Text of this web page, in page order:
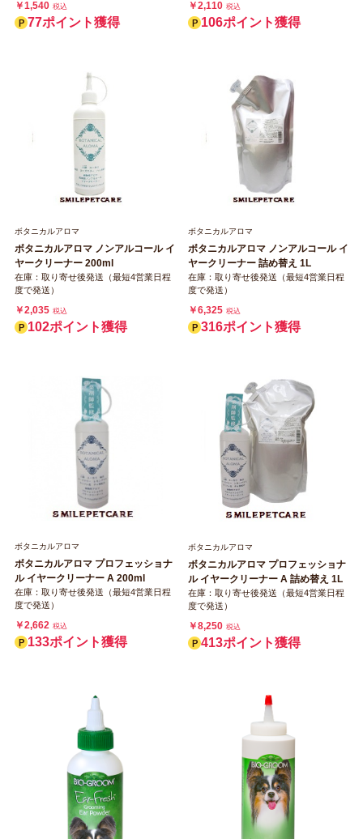
￥1,540 税込
77ポイント獲得
￥2,110 税込
106ポイント獲得
ボタニカルアロマ
ボタニカルアロマ ノンアルコール イ
ヤークリーナー 200ml
在庫：取り寄せ後発送（最短4営業日程
度で発送）
￥2,035 税込
102ポイント獲得
ボタニカルアロマ
ボタニカルアロマ ノンアルコール イ
ヤークリーナー 詰め替え 1L
在庫：取り寄せ後発送（最短4営業日程
度で発送）
￥6,325 税込
316ポイント獲得
ボタニカルアロマ
ボタニカルアロマ プロフェッショナ
ル イヤークリーナー A 200ml
在庫：取り寄せ後発送（最短4営業日程
度で発送）
￥2,662 税込
133ポイント獲得
ボタニカルアロマ
ボタニカルアロマ プロフェッショナ
ル イヤークリーナー A 詰め替え 1L
在庫：取り寄せ後発送（最短4営業日程
度で発送）
￥8,250 税込
413ポイント獲得